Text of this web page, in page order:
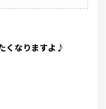
くなりますよ♪